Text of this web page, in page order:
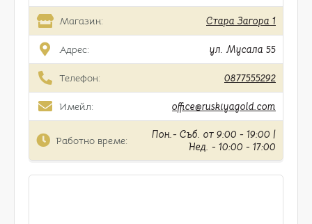
Магазин: Стара Загора 1
Адрес: ул. Мусала 55
Телефон: 0877555292
Имейл: office@ruskiyagold.com
Работно време:
Пон.- Съб. от 9:00 - 19:00 |
Нед. - 10:00 - 17:00